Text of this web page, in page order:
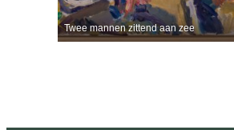
Twee mannen zittend aan zee